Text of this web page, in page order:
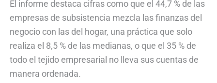
El informe destaca cifras como que el 44,7 % de las
empresas de subsistencia mezcla las finanzas del
negocio con las del hogar, una práctica que solo
realiza el 8,5 % de las medianas, o que el 35 % de
todo el tejido empresarial no lleva sus cuentas de
manera ordenada.